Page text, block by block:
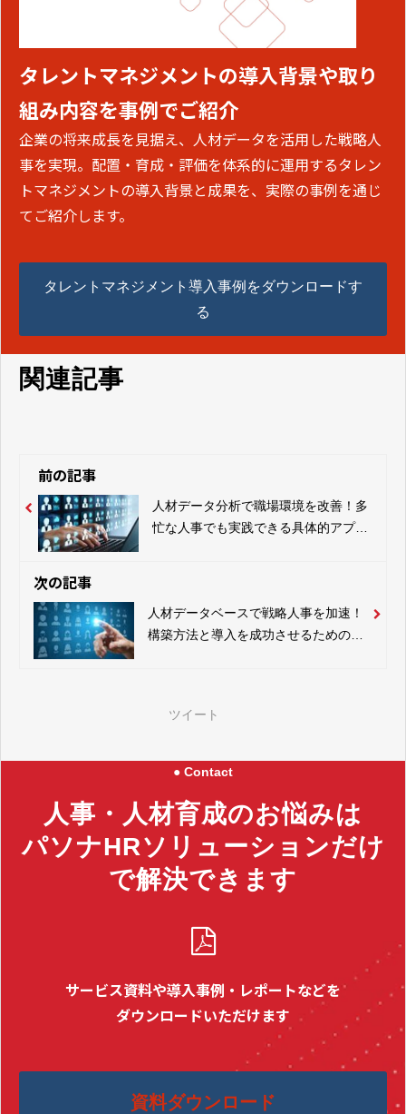
タレントマネジメントの導入背景や取り
組み内容を事例でご紹介
企業の将来成長を見据え、人材データを活用した戦略人
事を実現。配置・育成・評価を体系的に運用するタレン
トマネジメントの導入背景と成果を、実際の事例を通じ
てご紹介します。
タレントマネジメント導入事例をダウンロードす
る
関連記事
前の記事
人材データ分析で職場環境を改善！多
忙な人事でも実践できる具体的アプロ
次の記事
人材データベースで戦略人事を加速！
構築方法と導入を成功させるためのポ
ツイート
● Contact
人事・人材育成のお悩みは
パソナHRソリューションだけ
で解決できます
サービス資料や導入事例・レポートなどを
ダウンロードいただけます
資料ダウンロード